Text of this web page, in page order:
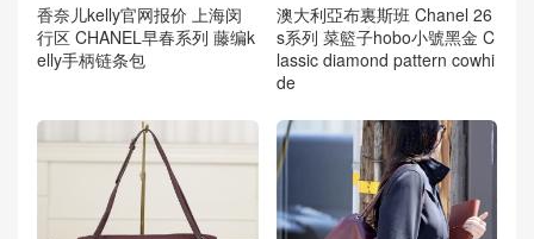
香奈儿kelly官网报价 上海闵
行区 CHANEL早春系列 藤编k
elly手柄链条包
澳大利亞布裏斯班 Chanel 26
s系列 菜籃子hobo小號黑金 C
lassic diamond pattern cowhi
de